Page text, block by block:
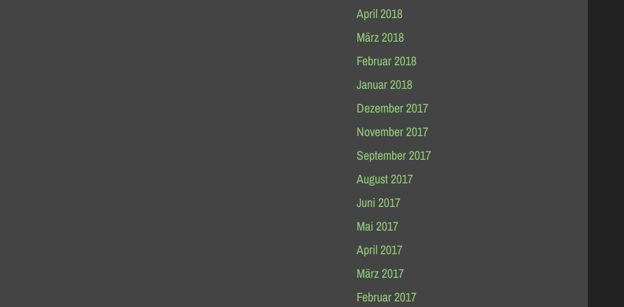
April 2018
März 2018
Februar 2018
Januar 2018
Dezember 2017
November 2017
September 2017
August 2017
Juni 2017
Mai 2017
April 2017
März 2017
Februar 2017